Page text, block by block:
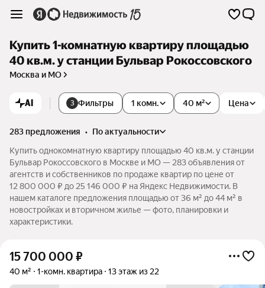
Купить 1-комнатную квартиру площадью
40 кв.м. у станции Бульвар Рокоссовского
Москва и МО
AI 3 Фильтры 1 комн. Цена
40 м²
283 предложения •
по актуальности
Купить однокомнатную квартиру площадью 40 кв.м. у станции
Бульвар Рокоссовского в Москве и МО — 283 объявления от
агентств и собственников по продаже квартир по цене от
12 800 000 ₽ до 25 146 000 ₽ на Яндекс Недвижимости. В
нашем каталоге предложения площадью от 36 м² до 44 м² в
новостройках и вторичном жилье — фото, планировки и
характеристики.
15 700 000 ₽
40 м² 1-комн. квартира 13 этаж из 22